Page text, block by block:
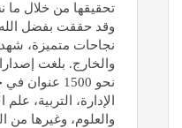
تحقيقها من خلال ما
وقد حققت بفضل الله
نجاحات متميزة، شهد
نحو 1500
الإدارة، التربية، علم
والعلوم، وغيرها